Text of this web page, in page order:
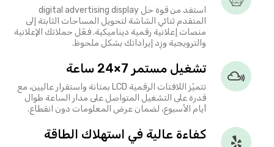
استفد من قوة حل digital advertising display
المتقدم ثنائي الشاشة لتحويل المساحات الثابتة إلى
منصات إعلانية رقمية ديناميكية. فعّل حملاتك الإعلانية
والترويجية وزِد إيراداتك بشكل ملحوظ.
تشغيل مستمر 7×24 ساعة
تتميّز اللافتات الرقمية LCD بمتانة واستقرار عاليين، مع
قدرة على التشغيل المتواصل على مدار الساعة طوال
أيام الأسبوع، لضمان عرض المعلومات دون انقطاع.
كفاءة عالية في استهلاك الطاقة